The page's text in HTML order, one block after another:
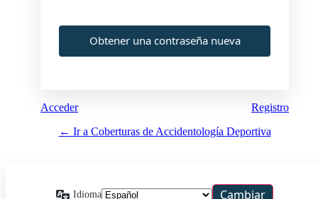
Acceder
Registro
← Ir a Coberturas de Accidentología Deportiva
Idioma